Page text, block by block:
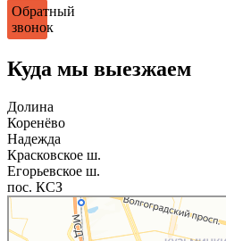
Обратный
звонок
Куда мы выезжаем
Долина
Коренёво
Надежда
Красковское ш.
Егорьевское ш.
пос. КСЗ